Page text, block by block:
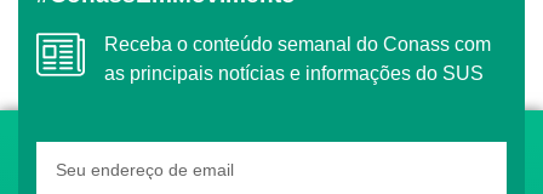
Receba o conteúdo semanal do Conass com
as principais notícias e informações do SUS